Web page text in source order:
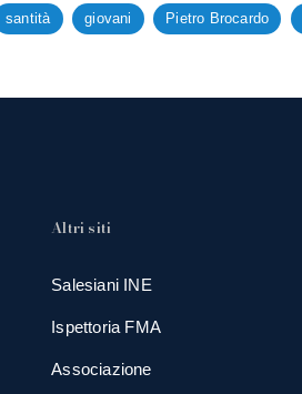
santità giovani Pietro Brocardo
Altri siti
Salesiani INE
Ispettoria FMA
Associazione